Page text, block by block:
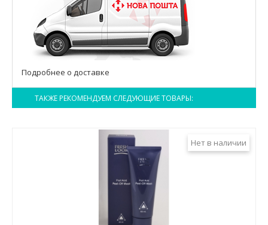
Подробнее о доставке
ТАКЖЕ РЕКОМЕНДУЕМ СЛЕДУЮЩИЕ ТОВАРЫ:
Нет в наличии